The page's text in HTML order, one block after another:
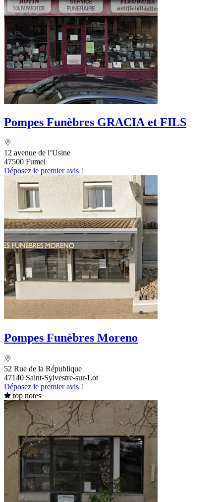
Pompes Funèbres GRACIA et FILS
12 avenue de l’Usine
47500 Fumel
Déposez le premier avis !
Pompes Funèbres Moreno
52 Rue de la République
47140 Saint-Sylvestre-sur-Lot
Déposez le premier avis !
top notes